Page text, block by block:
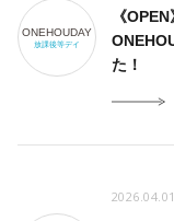
ONEHOUDAY
放課後等デイ
《
た！
2026.04.01